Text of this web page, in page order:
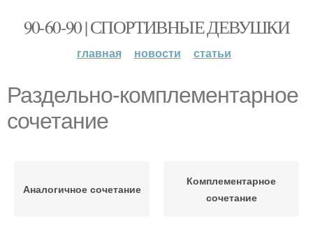
90-60-90 | СПОРТИВНЫЕ ДЕВУШКИ
главная новости статьи
Раздельно-комплементарное
сочетание
Аналогичное сочетание
Комплементарное
сочетание